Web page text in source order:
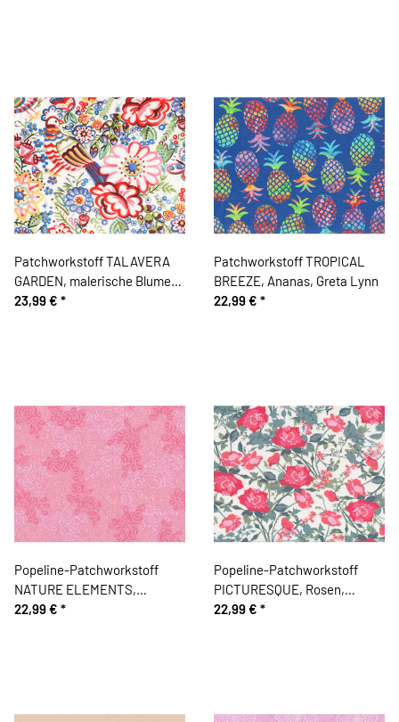
Patchworkstoff TALAVERA
GARDEN, malerische Blumen
und Vögel, Alexander Henry
23,99 € *
Patchworkstoff TROPICAL
BREEZE, Ananas, Greta Lynn
22,99 € *
Popeline-Patchworkstoff
NATURE ELEMENTS,
Tropfen-Blätter, rosa, Art
22,99 € *
Popeline-Patchworkstoff
PICTURESQUE, Rosen,
Katarina Roccella
22,99 € *